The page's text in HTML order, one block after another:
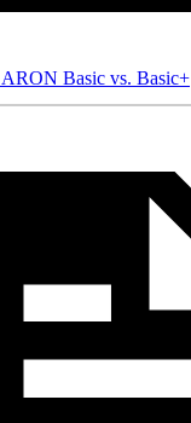
Basic vs. Basic+